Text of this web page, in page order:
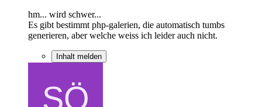
hm... wird schwer...
Es gibt bestimmt php-galerien, die automatisch tumbs
generieren, aber welche weiss ich leider auch nicht.
Inhalt melden